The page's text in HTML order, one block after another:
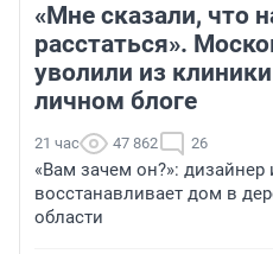
«Мне сказали, что
расстаться».
уволили из
личном блоге
21 час 47 862 26
«Вам зачем он?»:
восстанавливает дом в
области